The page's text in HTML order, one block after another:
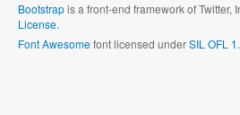
Bootstrapis a front-end framework of Twitter,
License.
Font Awesomefont licensed underSIL OFL